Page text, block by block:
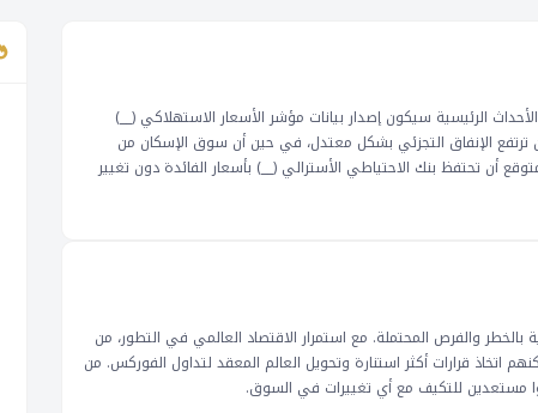
الرئيسية سيكون إصدار بيانات مؤشر الأسعار الاستهلاكي (__)
ترتفع الإنفاق التجزئي بشكل معتدل، في حين أن سوق الإسكان من
أن تحتفظ بنك الاحتياطي الأسترالي (__) بأسعار الفائدة دون تغيير
السياسة النقدية وتؤثر على قيم العملات. زيادة معتدلة في __
أن يؤدي ارتفاع الإنفاق التجزئي إلى تعزيز الاقتصاد وزيادة قيمة
في __ إلى انخفاض في قيمة العملات. ينصح المتداولين بالحذر
الأسعار.
والفرص المحتملة. مع استمرار الاقتصاد العالمي في التطور، من
اتخاذ قرارات أكثر استنارة وتحويل العالم المعقد لتداول الفوركس. من
مستعدين للتكيف مع أي تغييرات في السوق.